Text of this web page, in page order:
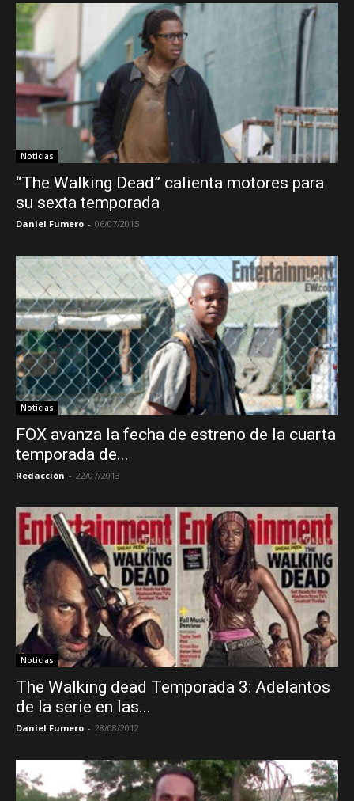
Noticias
“The Walking Dead” calienta motores para
su sexta temporada
Daniel Fumero - 06/07/2015
Noticias
FOX avanza la fecha de estreno de la cuarta
temporada de...
Redacción - 22/07/2013
Noticias
The Walking dead Temporada 3: Adelantos
de la serie en las...
Daniel Fumero - 28/08/2012